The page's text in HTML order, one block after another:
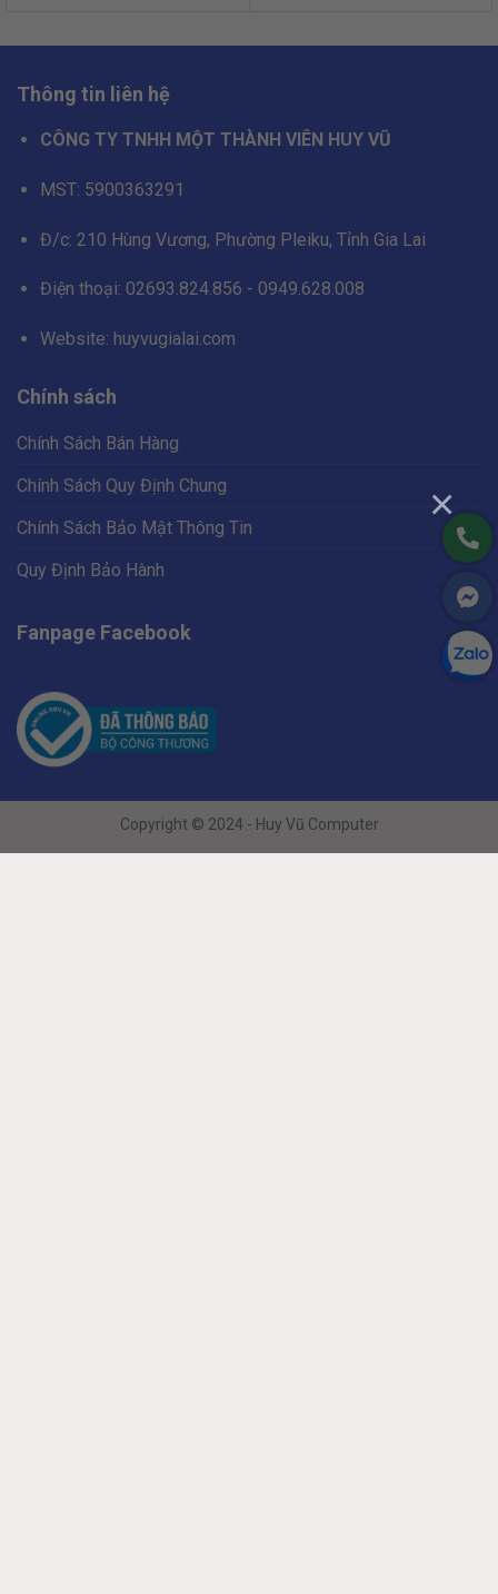
×
inch FHD/NoOS)
inch FHD | Intel UHD | NoOS)
Thông tin liên hệ
CÔNG TY TNHH MỘT THÀNH VIÊN HUY VŨ
MST: 5900363291
Đ/c: 210 Hùng Vương, Phường Pleiku, Tỉnh Gia Lai
Điện thoại: 02693.824.856 - 0949.628.008
Website: huyvugialai.com
Chính sách
Chính Sách Bán Hàng
Chính Sách Quy Định Chung
Chính Sách Bảo Mật Thông Tin
Quy Định Bảo Hành
Fanpage Facebook
Copyright © 2024 - Huy Vũ Computer